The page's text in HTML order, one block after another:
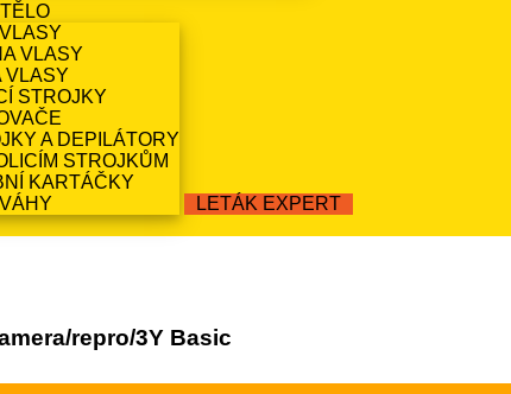
VLASY
VLASY
STROJKY
A DEPILÁTORY
STROJKŮM
KARTÁČKY
LETÁK EXPERT
repro/3Y Basic